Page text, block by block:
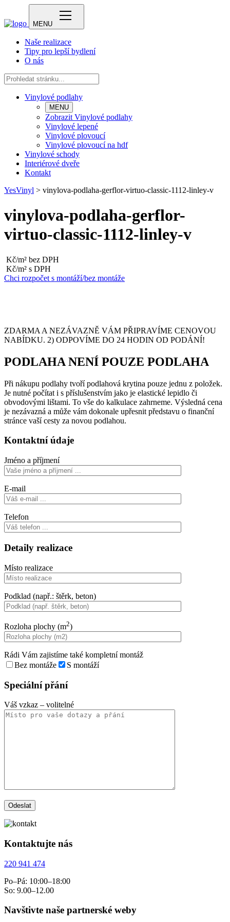
MENU
Naše realizace
Tipy pro lepší bydlení
O nás
Vinylové podlahy
MENU
Zobrazit Vinylové podlahy
Vinylové lepené
Vinylové plovoucí
Vinylové plovoucí na hdf
Vinylové schody
Interiérové dveře
Kontakt
YesVinyl > vinylova-podlaha-gerflor-virtuo-classic-1112-linley-v
vinylova-podlaha-gerflor-
virtuo-classic-1112-linley-v
Kč/m² bez DPH
Kč/m² s DPH
Chci rozpočet s montáží/bez montáže
ZDARMA A NEZÁVAZNĚ VÁM PŘIPRAVÍME CENOVOU
NABÍDKU. 2) ODPOVÍME DO 24 HODIN OD PODÁNÍ!
PODLAHA NENÍ POUZE PODLAHA
Při nákupu podlahy tvoří podlahová krytina pouze jednu z položek.
Je nutné počítat i s příslušenstvím jako je elastické lepidlo či
obvodovými lištami. To vše do kalkulace zahrneme. Výsledná cena
je nezávazná a může vám dokonale upřesnit představu o finanční
stránce vaší cesty za novou podlahou.
Kontaktní údaje
Jméno a příjmení
E-mail
Telefon
Detaily realizace
Místo realizace
Podklad (např.: štěrk, beton)
Rozloha plochy (m2)
Rádi Vám zajistíme také kompletní montáž
Bez montáže
S montáží
Speciální přání
Váš vzkaz – volitelné
Kontaktujte nás
220 941 474
Po–Pá: 10:00–18:00
So: 9.00–12.00
Navštivte naše partnerské weby